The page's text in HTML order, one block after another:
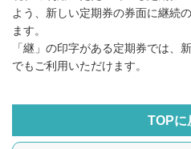
よう、新しい定期券の券面に継続
ます。
「継」の印字がある定期券では、
でもご利用いただけます。
TOPに